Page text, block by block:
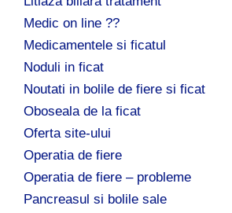
Medic on line ??
Medicamentele si ficatul
Noduli in ficat
Noutati in bolile de fiere si ficat
Oboseala de la ficat
Oferta site-ului
Operatia de fiere
Operatia de fiere – probleme
Pancreasul si bolile sale